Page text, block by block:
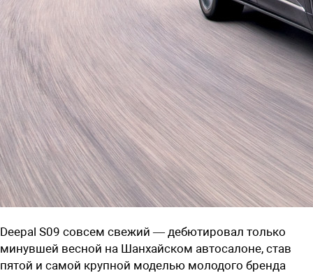
Deepal S09 совсем свежий — дебютировал только
минувшей весной на Шанхайском ­автосалоне, став
пятой и самой крупной ­моделью молодого бренда